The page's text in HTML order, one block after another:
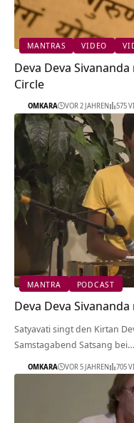
MANTRAS VIDEO
Deva Deva
Circle
OMKARA VOR 2 JAHREN 575
MANTRA PODCAST
Deva Deva
Satyavati singt den Kirtan
Samstagabend Satsang bei…
OMKARA VOR 5 JAHREN 705